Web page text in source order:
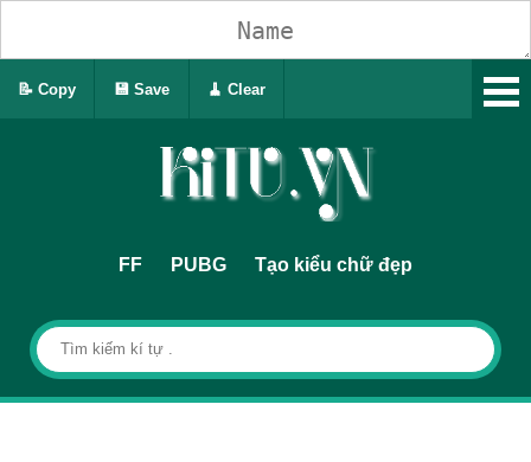
FF PUBG Tạo kiểu chữ đẹp
📝 Copy 💾 Save 🧹 Clear